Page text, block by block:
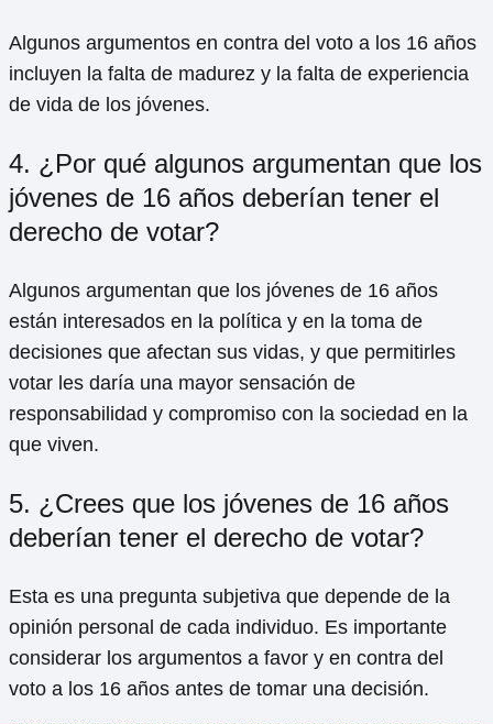
Algunos argumentos en contra del voto a los 16 años
incluyen la falta de madurez y la falta de experiencia
de vida de los jóvenes.
4. ¿Por qué algunos argumentan que los
jóvenes de 16 años deberían tener el
derecho de votar?
Algunos argumentan que los jóvenes de 16 años
están interesados en la política y en la toma de
decisiones que afectan sus vidas, y que permitirles
votar les daría una mayor sensación de
responsabilidad y compromiso con la sociedad en la
que viven.
5. ¿Crees que los jóvenes de 16 años
deberían tener el derecho de votar?
Esta es una pregunta subjetiva que depende de la
opinión personal de cada individuo. Es importante
considerar los argumentos a favor y en contra del
voto a los 16 años antes de tomar una decisión.